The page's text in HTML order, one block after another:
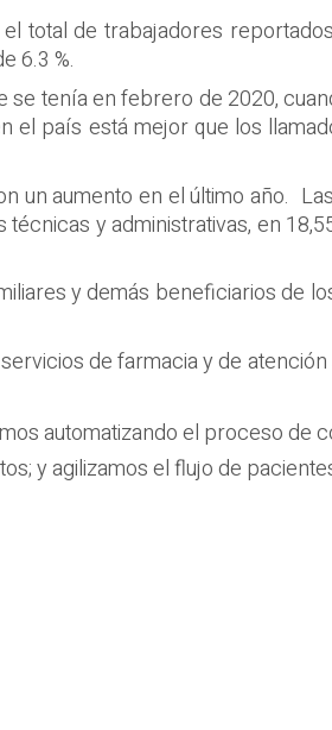
total de trabajadores
6.3 %.
tenía en febrero de 2020,
país está mejor que los
un aumento en el último año.
y administrativas, en
y demás beneficiarios de
de farmacia y de
automatizando el proceso de
y agilizamos el flujo de